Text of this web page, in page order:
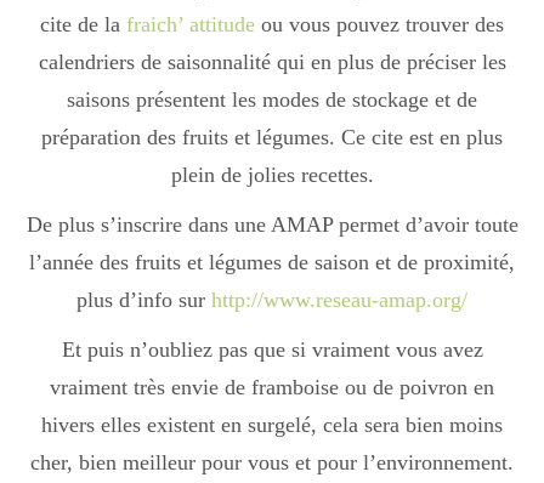
cite de la fraich’ attitude ou vous pouvez trouver des
calendriers de saisonnalité qui en plus de préciser les
saisons présentent les modes de stockage et de
préparation des fruits et légumes. Ce cite est en plus
plein de jolies recettes.
De plus s’inscrire dans une AMAP permet d’avoir toute
l’année des fruits et légumes de saison et de proximité,
plus d’info sur http://www.reseau-amap.org/
Et puis n’oubliez pas que si vraiment vous avez
vraiment très envie de framboise ou de poivron en
hivers elles existent en surgelé, cela sera bien moins
cher, bien meilleur pour vous et pour l’environnement.